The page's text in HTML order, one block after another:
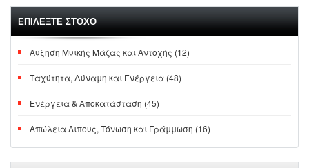
ΕΠΙΛΕΞΤΕ ΣΤΟΧΟ
Αυξηση Μυικής Μάζας και Αντοχής (12)
Ταχύτητα, Δύναμη και Ενέργεια (48)
Ενέργεια & Αποκατάσταση (45)
Απώλεια Λιπους, Τόνωση και Γράμμωση (16)